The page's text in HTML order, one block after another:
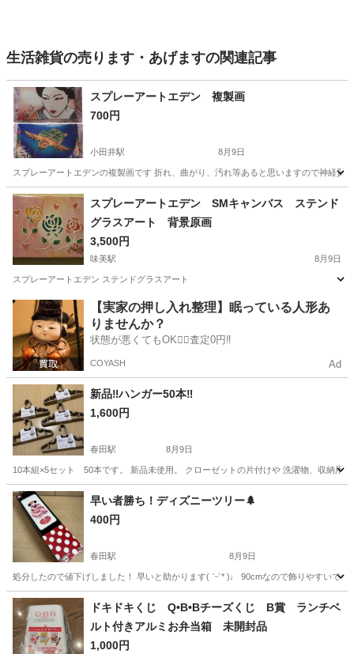
生活雑貨の売ります・あげますの関連記事
スプレーアートエデン 複製画
700円
小田井駅 8月9日
スプレーアートエデンの複製画です 折れ、曲がり、汚れ等あると思いますので神経質
愛知 名古屋市 小田井駅 ノベルティグッズ スプレーアート
スプレーアートエデン SMキャンバス ステンド
グラスアート 背景原画
3,500円
味美駅 8月9日
スプレーアートエデン ステンドグラスアート
愛知 名古屋市 味美駅 ノベルティグッズ スプレーアート
【実家の押し入れ整理】眠っている人形あ
りませんか？
状態が悪くてもOK🙆‍♀️査定0円‼️
COYASH Ad
新品‼︎ハンガー50本‼︎
1,600円
春田駅 8月9日
10本組×5セット 50本です。 新品未使用。 クローゼットの片付けや 洗濯物、収納用
愛知 名古屋市 春田駅 生活雑貨
早い者勝ち！ディズニーツリー🌲
400円
春田駅 8月9日
処分したので値下げしました！ 早いと助かります( ˊᵕˋ* )♩ 90cmなので飾りやすいです
愛知 名古屋市 春田駅 ツリー
ドキドキくじ Q•B•Bチーズくじ B賞 ランチベ
ルト付きアルミお弁当箱 未開封品
1,000円